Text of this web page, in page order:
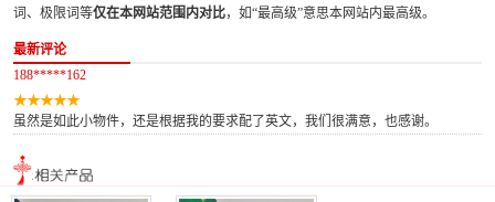
词、极限词等仅在本网站范围内对比，如“最高级”意思本网站内最高级。
最新评论
188*****162
虽然是如此小物件，还是根据我的要求配了英文，我们很满意，也感谢。